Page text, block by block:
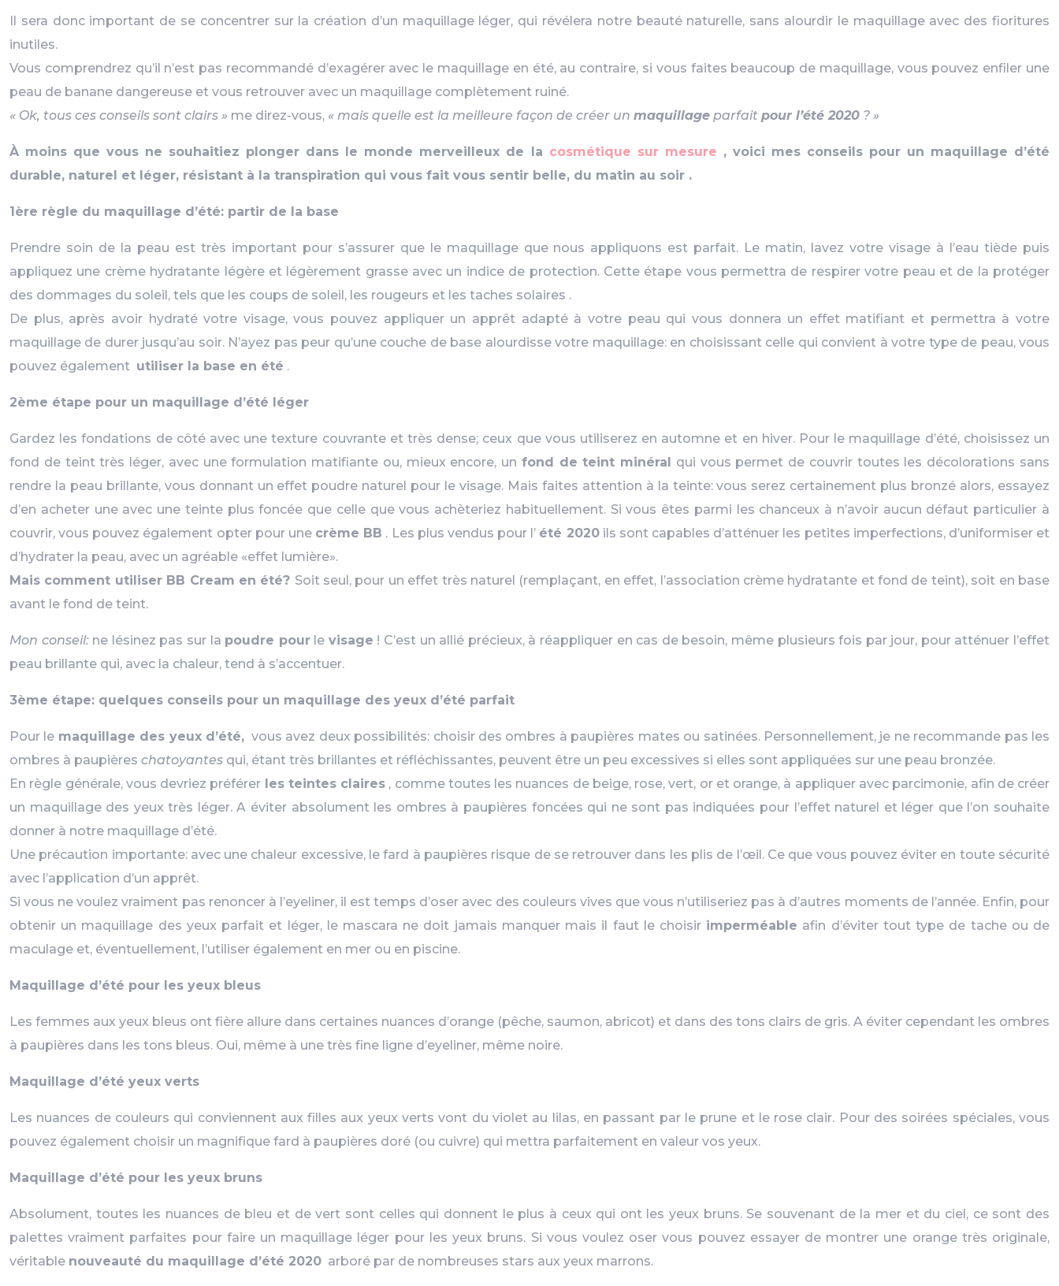
Il sera donc important de se concentrer sur la création d’un maquillage léger, qui révélera notre beauté naturelle, sans alourdir le maquillage avec des fioritures
inutiles.
Vous comprendrez qu’il n’est pas recommandé d’exagérer avec le maquillage en été, au contraire, si vous faites beaucoup de maquillage, vous pouvez enfiler une
peau de banane dangereuse et vous retrouver avec un maquillage complètement ruiné.
« Ok, tous ces conseils sont clairs » me direz-vous, « mais quelle est la meilleure façon de créer un maquillage parfait pour l’été 2020 ? »
À moins que vous ne souhaitiez plonger dans le monde merveilleux de la cosmétique sur mesure , voici mes conseils pour un maquillage d’été
durable, naturel et léger, résistant à la transpiration qui vous fait vous sentir belle, du matin au soir .
1ère règle du maquillage d’été: partir de la base
Prendre soin de la peau est très important pour s’assurer que le maquillage que nous appliquons est parfait. Le matin, lavez votre visage à l’eau tiède puis
appliquez une crème hydratante légère et légèrement grasse avec un indice de protection. Cette étape vous permettra de respirer votre peau et de la protéger
des dommages du soleil, tels que les coups de soleil, les rougeurs et les taches solaires .
De plus, après avoir hydraté votre visage, vous pouvez appliquer un apprêt adapté à votre peau qui vous donnera un effet matifiant et permettra à votre
maquillage de durer jusqu’au soir. N’ayez pas peur qu’une couche de base alourdisse votre maquillage: en choisissant celle qui convient à votre type de peau, vous
pouvez également utiliser la base en été .
2ème étape pour un maquillage d’été léger
Gardez les fondations de côté avec une texture couvrante et très dense; ceux que vous utiliserez en automne et en hiver. Pour le maquillage d’été, choisissez un
fond de teint très léger, avec une formulation matifiante ou, mieux encore, un fond de teint minéral qui vous permet de couvrir toutes les décolorations sans
rendre la peau brillante, vous donnant un effet poudre naturel pour le visage. Mais faites attention à la teinte: vous serez certainement plus bronzé alors, essayez
d’en acheter une avec une teinte plus foncée que celle que vous achèteriez habituellement. Si vous êtes parmi les chanceux à n’avoir aucun défaut particulier à
couvrir, vous pouvez également opter pour une crème BB . Les plus vendus pour l’ été 2020ils sont capables d’atténuer les petites imperfections, d’uniformiser et
d’hydrater la peau, avec un agréable «effet lumière».
Mais comment utiliser BB Cream en été? Soit seul, pour un effet très naturel (remplaçant, en effet, l’association crème hydratante et fond de teint), soit en base
avant le fond de teint.
Mon conseil:ne lésinez pas sur la poudre pourle visage ! C’est un allié précieux, à réappliquer en cas de besoin, même plusieurs fois par jour, pour atténuer l’effet
peau brillante qui, avec la chaleur, tend à s’accentuer.
3ème étape: quelques conseils pour un maquillage des yeux d’été parfait
Pour le maquillage des yeux d’été, vous avez deux possibilités: choisir des ombres à paupières mates ou satinées. Personnellement, je ne recommande pas les
ombres à paupières chatoyantes qui, étant très brillantes et réfléchissantes, peuvent être un peu excessives si elles sont appliquées sur une peau bronzée.
En règle générale, vous devriez préférer les teintes claires , comme toutes les nuances de beige, rose, vert, or et orange, à appliquer avec parcimonie, afin de créer
un maquillage des yeux très léger. A éviter absolument les ombres à paupières foncées qui ne sont pas indiquées pour l’effet naturel et léger que l’on souhaite
donner à notre maquillage d’été.
Une précaution importante: avec une chaleur excessive, le fard à paupières risque de se retrouver dans les plis de l’œil. Ce que vous pouvez éviter en toute sécurité
avec l’application d’un apprêt.
Si vous ne voulez vraiment pas renoncer à l’eyeliner, il est temps d’oser avec des couleurs vives que vous n’utiliseriez pas à d’autres moments de l’année. Enfin, pour
obtenir un maquillage des yeux parfait et léger, le mascara ne doit jamais manquer mais il faut le choisir imperméable afin d’éviter tout type de tache ou de
maculage et, éventuellement, l’utiliser également en mer ou en piscine.
Maquillage d’été pour les yeux bleus
Les femmes aux yeux bleus ont fière allure dans certaines nuances d’orange (pêche, saumon, abricot) et dans des tons clairs de gris. A éviter cependant les ombres
à paupières dans les tons bleus. Oui, même à une très fine ligne d’eyeliner, même noire.
Maquillage d’été yeux verts
Les nuances de couleurs qui conviennent aux filles aux yeux verts vont du violet au lilas, en passant par le prune et le rose clair. Pour des soirées spéciales, vous
pouvez également choisir un magnifique fard à paupières doré (ou cuivre) qui mettra parfaitement en valeur vos yeux.
Maquillage d’été pour les yeux bruns
Absolument, toutes les nuances de bleu et de vert sont celles qui donnent le plus à ceux qui ont les yeux bruns. Se souvenant de la mer et du ciel, ce sont des
palettes vraiment parfaites pour faire un maquillage léger pour les yeux bruns. Si vous voulez oser vous pouvez essayer de montrer une orange très originale,
véritable nouveauté du maquillage d’été 2020 arboré par de nombreuses stars aux yeux marrons.